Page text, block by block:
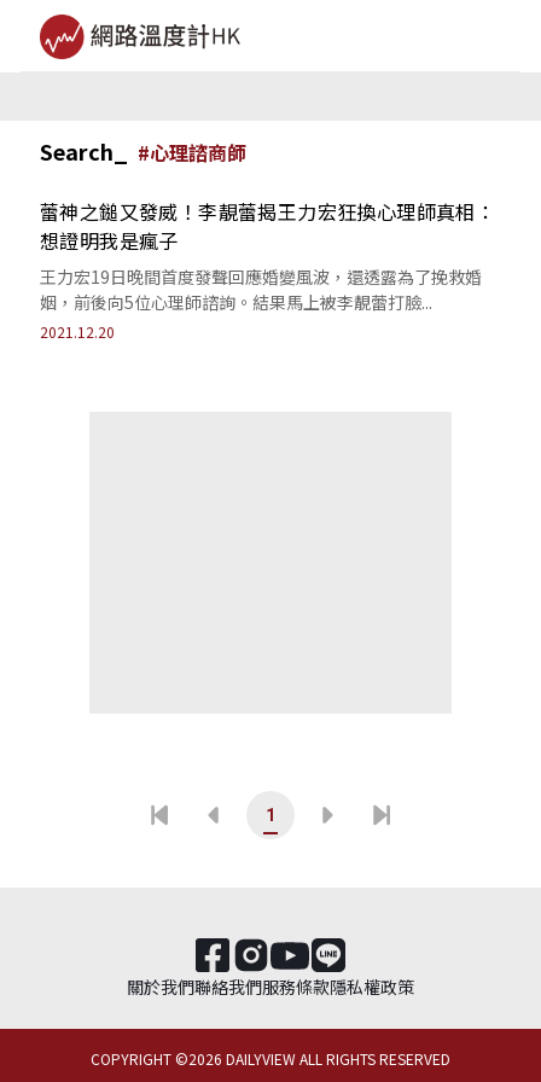
Search_ #心理諮商師
蕾神之鎚又發威！李靚蕾揭王力宏狂換心理師真相：
想證明我是瘋子
王力宏19日晚間首度發聲回應婚變風波，還透露為了挽救婚
姻，前後向5位心理師諮詢。結果馬上被李靚蕾打臉...
2021.12.20
1
關於我們聯絡我們服務條款隱私權政策
COPYRIGHT ©2026 DAILYVIEW ALL RIGHTS RESERVED